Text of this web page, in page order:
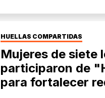
HUELLAS COMPARTIDAS
Mujeres de siete
participaron de
para fortalecer